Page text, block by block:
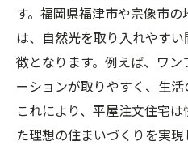
す。福岡県福津市や宗像市
は、自然光を取り入れやす
徴となります。例えば、ワ
ーションが取りやすく、生活
これにより、平屋注文住宅
た理想の住まいづくりを実現